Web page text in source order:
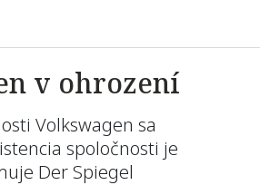
v ohrození
Volkswagen sa
spoločnosti je
Der Spiegel